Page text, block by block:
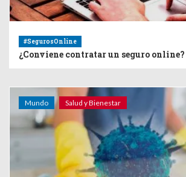
#SegurosOnline
¿Conviene contratar un seguro online?
Mundo Salud y Bienestar